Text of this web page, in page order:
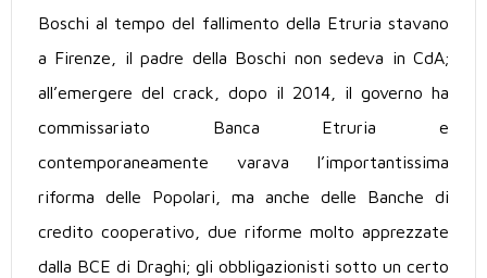
Boschi al tempo del fallimento della Etruria stavano
a Firenze, il padre della Boschi non sedeva in CdA;
all’emergere del crack, dopo il 2014, il governo ha
commissariato Banca Etruria e
contemporaneamente varava l’importantissima
riforma delle Popolari, ma anche delle Banche di
credito cooperativo, due riforme molto apprezzate
dalla BCE di Draghi; gli obbligazionisti sotto un certo